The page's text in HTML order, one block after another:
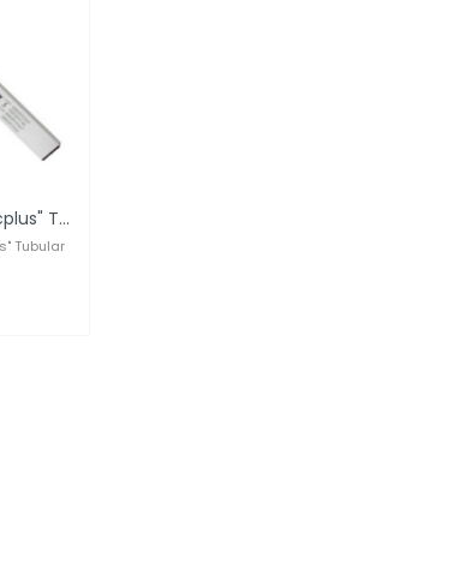
Nivel Maurer "Magneticplus" Tubular 60 cm.
Tubular